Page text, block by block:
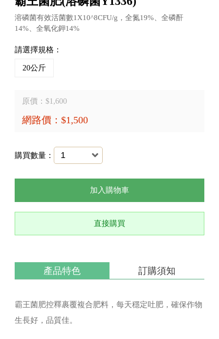
溶磷菌有效活菌數1X10^8CFU/g，全氮19%、全磷酐
14%、全氧化鉀14%
請選擇規格：
20公斤
原價：$1,600
網路價：$1,500
購買數量：
加入購物車
直接購買
產品特色 訂購須知
霸王菌肥控釋裹覆複合肥料，每天穩定吐肥，確保作物
生長好，品質佳。